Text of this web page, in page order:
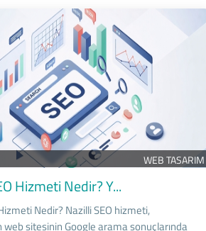
WEB TASARIM
Hizmeti Nedir? Y...
Nedir? Nazilli SEO hizmeti,
sitesinin Google arama sonuçlarında